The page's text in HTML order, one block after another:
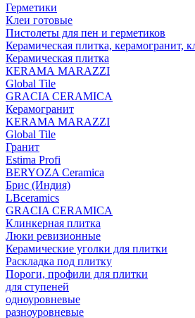
Герметики
Клеи готовые
Пистолеты для пен и герметиков
Керамическая плитка, керамогранит,
Керамическая плитка
КЕRАМА MARAZZI
Global Tile
GRACIA CERAMICA
Керамогранит
KERAMA MARAZZI
Global Tile
Гранит
Estima Profi
BERYOZA Ceramica
Брис (Индия)
LBceramics
GRACIA CERAMICA
Клинкерная плитка
Люки ревизионные
Керамические уголки для плитки
Раскладка под плитку
Пороги, профили для плитки
для ступеней
одноуровневые
разноуровневые